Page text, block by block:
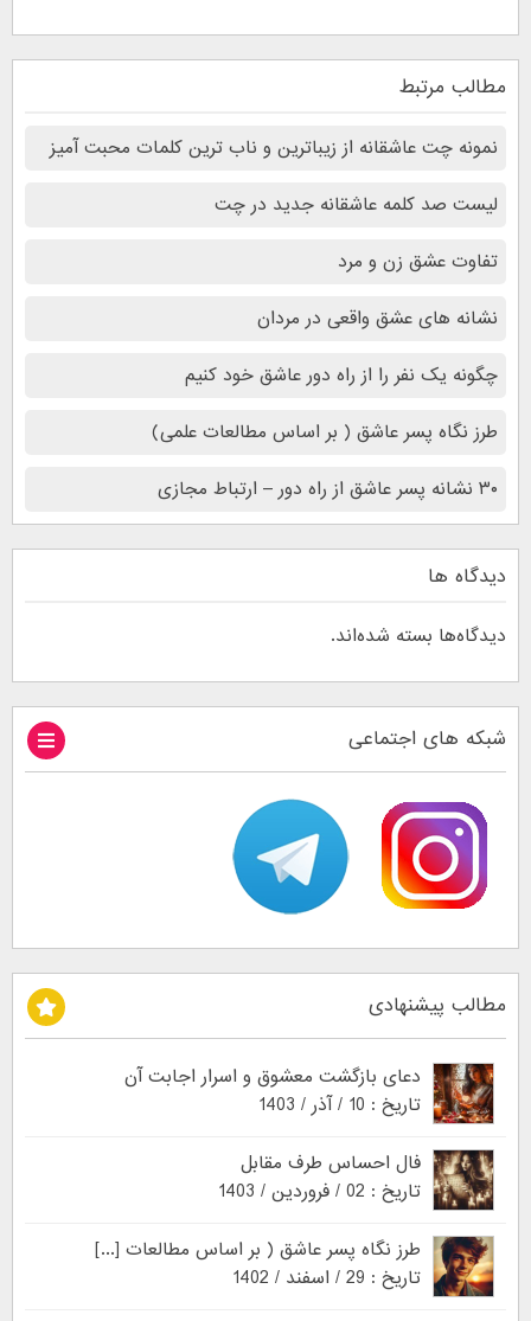
مطالب مرتبط
نمونه‌ چت‌ عاشقانه از زیباترین و ناب ترین کلمات محبت آمیز
لیست صد کلمه عاشقانه جدید در چت
تفاوت عشق زن و مرد
نشانه های عشق واقعی در مردان
چگونه یک نفر را از راه دور عاشق خود کنیم
طرز نگاه پسر عاشق ( بر اساس مطالعات علمی)
۳۰ نشانه پسر عاشق از راه دور – ارتباط مجازی
دیدگاه ها
دیدگاه‌ها بسته شده‌اند.
شبکه های اجتماعی
مطالب پیشنهادی
دعای بازگشت معشوق و اسرار اجابت آن
تاریخ : 10 / آذر / 1403
فال احساس طرف مقابل
تاریخ : 02 / فروردین / 1403
طرز نگاه پسر عاشق ( بر اساس مطالعات [...]
تاریخ : 29 / اسفند / 1402